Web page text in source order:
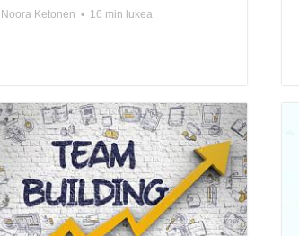
Noora Ketonen • 16 min lukea